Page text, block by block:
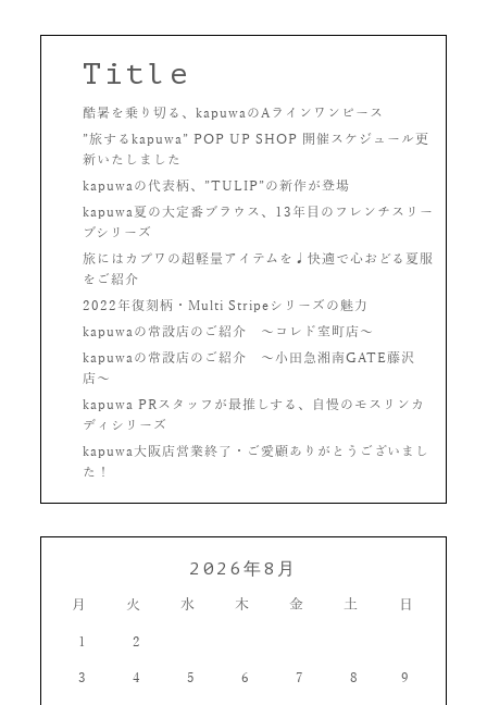
Title
酷暑を乗り切る、kapuwaのAラインワンピース
”旅するkapuwa” POP UP SHOP 開催スケジュール更
新いたしました
kapuwaの代表柄、”TULIP”の新作が登場
kapuwa夏の大定番ブラウス、13年目のフレンチスリー
ブシリーズ
旅にはカプワの超軽量アイテムを♩快適で心おどる夏服
をご紹介
2022年復刻柄・Multi Stripeシリーズの魅力
kapuwaの常設店のご紹介 〜コレド室町店〜
kapuwaの常設店のご紹介 〜小田急湘南GATE藤沢
店〜
kapuwa PRスタッフが最推しする、自慢のモスリンカ
ディシリーズ
kapuwa大阪店営業終了・ご愛顧ありがとうございまし
た！
2026年8月
月 火 水 木 金 土 日
1 2
3 4 5 6 7 8 9